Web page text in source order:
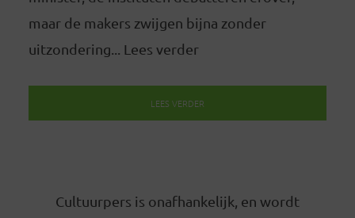
maar de makers zwijgen bijna zonder
uitzondering... Lees verder
LEES VERDER
Cultuurpers is onafhankelijk, en wordt